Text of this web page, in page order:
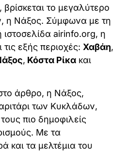
το μεγαλύτερο
η Νάξος. Σύμφωνα με τη
ιστοσελίδα airinfo.org, η
εξής περιοχές: Χαβάη,
, Κόστα Ρίκακαι
άρθρο, η Νάξος,
των Κυκλάδων,
πιο δημοφιλείς
Με τα
και τα μελτέμια του